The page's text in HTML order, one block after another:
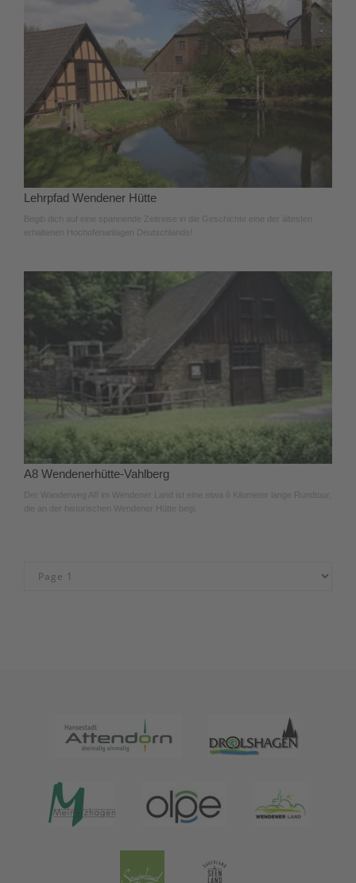
Lehrpfad Wendener Hütte
Begib dich auf eine spannende Zeitreise in die Geschichte eine der ältesten
erhaltenen Hochofenanlagen Deutschlands!
A8 Wendenerhütte-Vahlberg
Der Wanderweg A8 im Wendener Land ist eine etwa 6 Kilometer lange Rundtour,
die an der historischen Wendener Hütte begi.